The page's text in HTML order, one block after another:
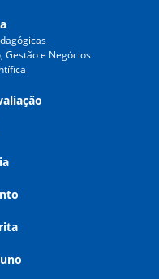
Gestão e Negócios